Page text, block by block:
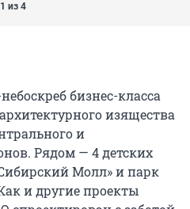
1 из 4
бизнес-класса
изящества
и
Рядом — 4 детских
Молл» и парк
и другие проекты